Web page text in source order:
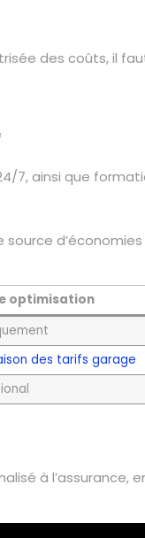
des coûts, il
7, ainsi que
optimisation
des tarifs garage
à l’assurance,